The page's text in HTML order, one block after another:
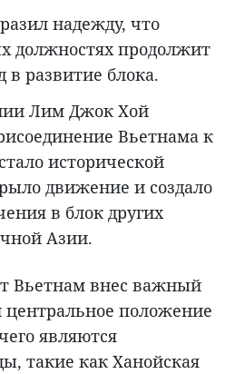
надежду, что
должностях продолжит
в развитие блока.
Лим Джок Хой
Вьетнама к
исторической
движение и создало
в блок других
Азии.
Вьетнам внес важный
центральное положение
являются
такие как Ханойская